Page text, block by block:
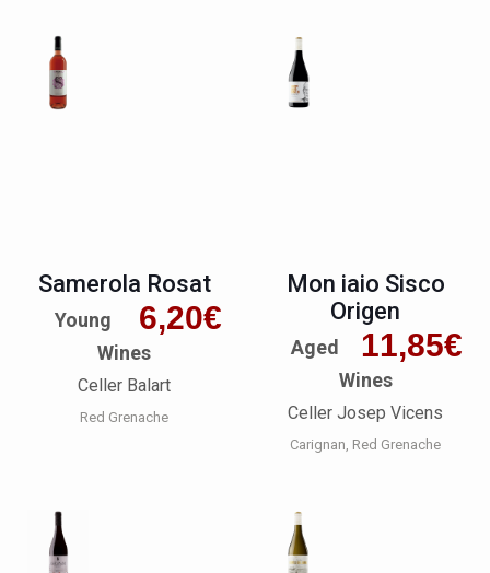
Samerola Rosat
6,20€
Young
Wines
Celler Balart
Red Grenache
Mon iaio Sisco
Origen
11,85€
Aged
Wines
Celler Josep Vicens
Carignan Red Grenache